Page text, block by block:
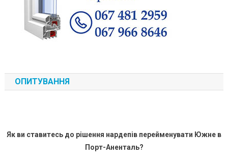
ОПИТУВАННЯ
Як ви ставитесь до рішення нардепів перейменувати Южне в
Порт-Аненталь?